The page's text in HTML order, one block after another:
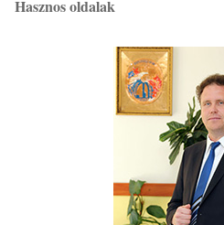
Hasznos oldalak